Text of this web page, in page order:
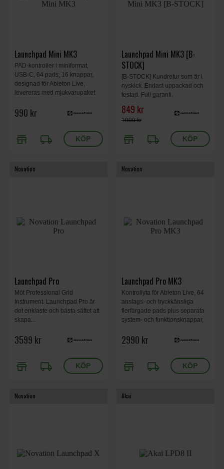
Launchpad Mini MK3
PAD-kontroller i miniformat,
USB-C, 64 pads, 16 knappar,
designad för Ableton Live,
levereras med mjukvarupaket
990 kr
store local_shipping
Launchpad Mini MK3 [B-
STOCK]
[B-STOCK] Kundretur som är i
nyskick. Endast uppackad och
testad. Full garanti.
849 kr
1099 kr
store local_shipping
Novation
Launchpad Pro
Möt Professional Grid
Instrument. Launchpad Pro är
det enklaste och bästa sättet att
skapa...
3599 kr
store local_shipping
Novation
Launchpad Pro MK3
Kontrollyta för Ableton Live, 64
anslags- och tryckkänsliga
flerfärgade pads plus separata
system- och funktionsknappar,
Mjukvarupaket inklusive Ableton
2990 kr
store local_shipping
Novation Akai